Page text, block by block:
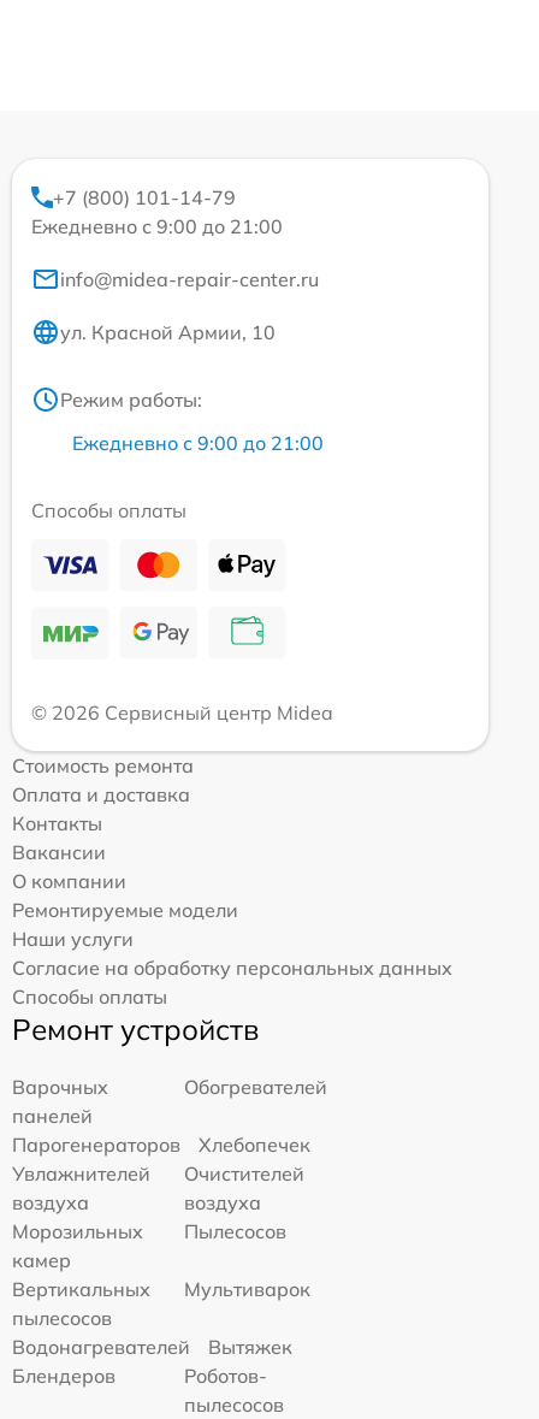
+7 (800) 101-14-79
Ежедневно с 9:00 до 21:00
info@midea-repair-center.ru
ул. Красной Армии, 10
Режим работы:
Ежедневно с 9:00 до 21:00
Способы оплаты
© 2026 Сервисный центр Midea
Стоимость ремонта
Оплата и доставка
Контакты
Вакансии
О компании
Ремонтируемые модели
Наши услуги
Согласие на обработку персональных данных
Способы оплаты
Ремонт устройств
Варочных
панелей
Обогревателей
Парогенераторов
Хлебопечек
Увлажнителей
воздуха
Очистителей
воздуха
Морозильных
камер
Пылесосов
Вертикальных
пылесосов
Мультиварок
Водонагревателей
Вытяжек
Блендеров
Роботов-
пылесосов